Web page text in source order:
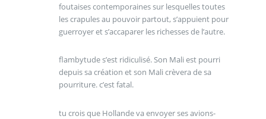
foutaises contemporaines sur lesquelles toutes
les crapules au pouvoir partout, s’appuient pour
guerroyer et s’accaparer les richesses de l’autre.
flambytude s’est ridiculisé. Son Mali est pourri
depuis sa création et son Mali crèvera de sa
pourriture. c’est fatal.
tu crois que Hollande va envoyer ses avions-